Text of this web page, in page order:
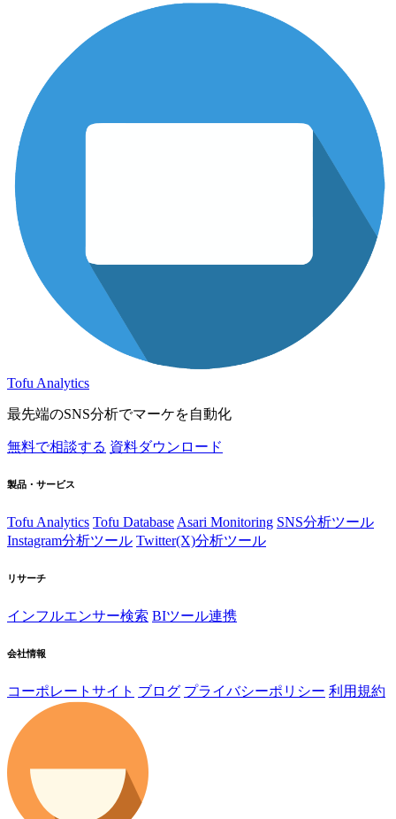
Tofu Analytics
最先端のSNS分析でマーケを自動化
無料で相談する 資料ダウンロード
製品・サービス
Tofu Analytics Tofu Database Asari Monitoring SNS分析ツール
Instagram分析ツール Twitter(X)分析ツール
リサーチ
インフルエンサー検索 BIツール連携
会社情報
コーポレートサイト ブログ プライバシーポリシー 利用規約